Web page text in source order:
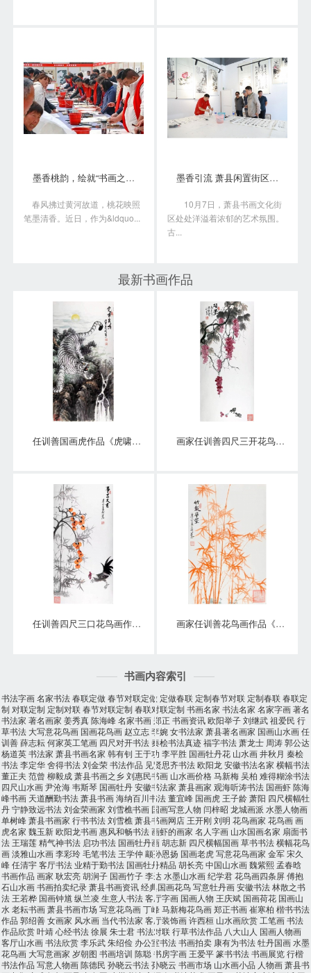
墨香桃韵，绘就“书画之乡”新画卷
春风拂过黄河故道，桃花映照
笔墨清香。近日，作为&ldquo...
墨香引流 萧县闲置街区变身书画艺术聚落
10月7日，萧县书画文化街
区处处洋溢着浓郁的艺术氛围。
古...
最新书画作品
任训善国画虎作品《虎啸泉鸣》四尺整张真迹 画家任训善四尺三开花鸟画作品《硕果》
任训善四尺三口花鸟画作品《事事大吉》 画家任训善花鸟画作品《竹报平安》
书画内容索引
书法字画名家书法春联定做春节对联定做 定做春联 定制春节对联 定制春联春联定
制 对联定制 定制对联春节对联定制 春联对联定制 书画名家 书法名家 名家字画著名
书法家 著名画家 姜秀真陈海峰名家书画郑正 书画资讯欧阳举子刘继武祖爱民 行
草书法 大写意花鸟画 国画花鸟画 赵立志李婉 女书法家 萧县著名画家 国画山水画任
训善薛志耘何家英工笔画 四尺对开书法秦桧书法真迹福字书法萧龙士 周涛郭公达
杨道英书法家 萧县书画名家 韩有钊 王于功 李平胜 国画牡丹花 山水画井秋月 秦桧
书法李定华舍得书法刘金荣书法作品 见贤思齐书法欧阳龙安徽书法名家 横幅书法
董正夫 范曾 柳毅成萧县书画之乡刘惠民书画 山水画价格马新梅吴柏 难得糊涂书法
四尺山水画尹沧海韦斯琴 国画牡丹安徽书法家 萧县画家 观海听涛书法 国画虾陈海
峰书画 天道酬勤书法萧县书画海纳百川书法董宜峰 国画虎 王子龄萧阳 四尺横幅牡
丹宁静致远书法刘金荣画家 刘雪樵书画 国画写意人物 闫梓昭 龙城画派 水墨人物画
单树峰萧县书画家 行书书法刘雪樵萧县书画网店 王开刚刘明 花鸟画家 花鸟画画
虎名家 魏玉新欧阳龙书画惠风和畅书法画虾的画家 名人字画 山水国画名家 扇面书
法 王瑞莲精气神书法 启功书法 国画牡丹画胡志新 四尺横幅国画草书书法横幅花鸟
画淡雅山水画李彩玲毛笔书法 王学仲颛孙恩扬 国画老虎写意花鸟画家 金军宋久
峰任清宇客厅书法业精于勤书法 国画牡丹精品 胡长亮中国山水画魏紫熙孟春晗
书画作品 画家 耿宏亮胡涧子 国画竹子李达水墨山水画纪学君花鸟画四条屏傅抱
石山水画书画拍卖纪录萧县书画资讯经典国画花鸟写意牡丹画安徽书法林散之书
法 王若桦 国画钟馗纵兰凌 生意人书法客厅字画 国画人物 王庆斌 国画荷花 国画山
水 老耘书画萧县书画市场 写意花鸟画丁峰马新梅花鸟画郑正书画崔寒柏 楷书书法
作品 郭绍善女画家 风水画 当代书法家 客厅装饰画许西桓 山水画欣赏 工笔画书法
作品欣赏叶靖心经书法徐展 朱士君书法对联行草书法作品 八大山人 国画人物画
客厅山水画书法欣赏李乐武朱绍俭 办公室书法书画拍卖 康有为书法牡丹国画水墨
花鸟画 大写意画家 岁朝图 书画培训 陈聪书房字画 王爱平篆书书法书画展览行楷
书法作品 写意人物画陈德民 孙晓云书法孙晓云 书画市场 山水画小品 人物画萧县书